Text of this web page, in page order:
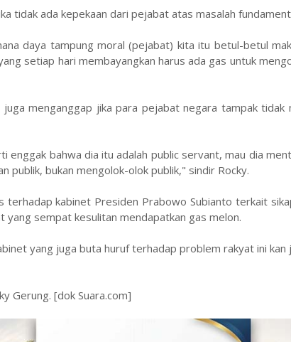
tidak ada kepekaan dari pejabat atas masalah
daya tampung moral (pejabat) kita itu betul-betul
setiap hari membayangkan harus ada gas untuk
menganggap jika para pejabat negara tampak
enggak bahwa dia itu adalah public servant, mau dia
publik, bukan mengolok-olok publik," sindir Rocky.
terhadap kabinet Presiden Prabowo Subianto terkait
sempat kesulitan mendapatkan gas melon.
yang juga buta huruf terhadap problem rakyat ini kan
Gerung. [dok Suara.com]